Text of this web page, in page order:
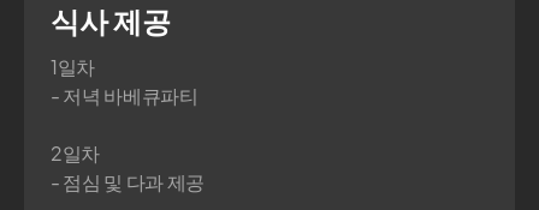
식사 제공
1일차
- 저녁 바베큐파티
2일차
- 점심 및 다과 제공